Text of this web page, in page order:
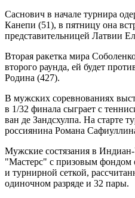
Саснович в начале турнира
Канепи (51), в пятницу она
представительницей Латвии
Вторая ракетка мира
второго раунда, ей будет
Родина (427).
В мужских соревнованиях
в 1/32 финала сыграет с
ван де Зандсхулпа. На старте
россиянина Романа
Мужские состязания в Индиан-
"Мастерс" с призовым фондом
и турнирной сеткой,
одиночном разряде и 32 пары.